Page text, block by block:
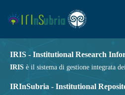
IRIS - Institutional Research
IRIS è il sistema di gestione integrata
IRInSubria - Institutional